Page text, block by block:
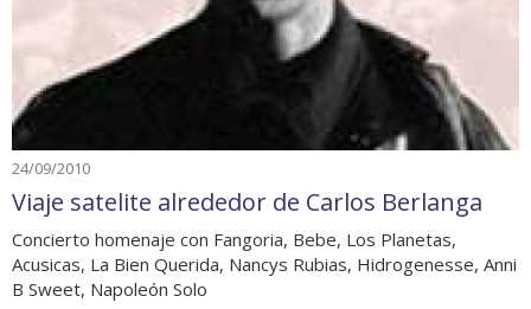
24/09/2010
Viaje satelite alrededor de Carlos Berlanga
Concierto homenaje con Fangoria, Bebe, Los Planetas,
Acusicas, La Bien Querida, Nancys Rubias, Hidrogenesse, Anni
B Sweet, Napoleón Solo